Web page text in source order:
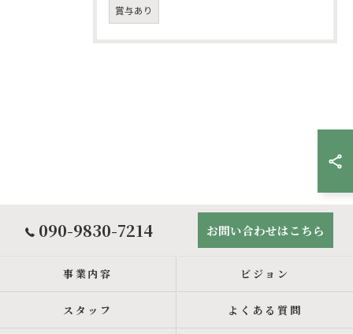
賞与あり
090-9830-7214 お問い合わせはこちら
事業内容 ビジョン
スタッフ よくある質問